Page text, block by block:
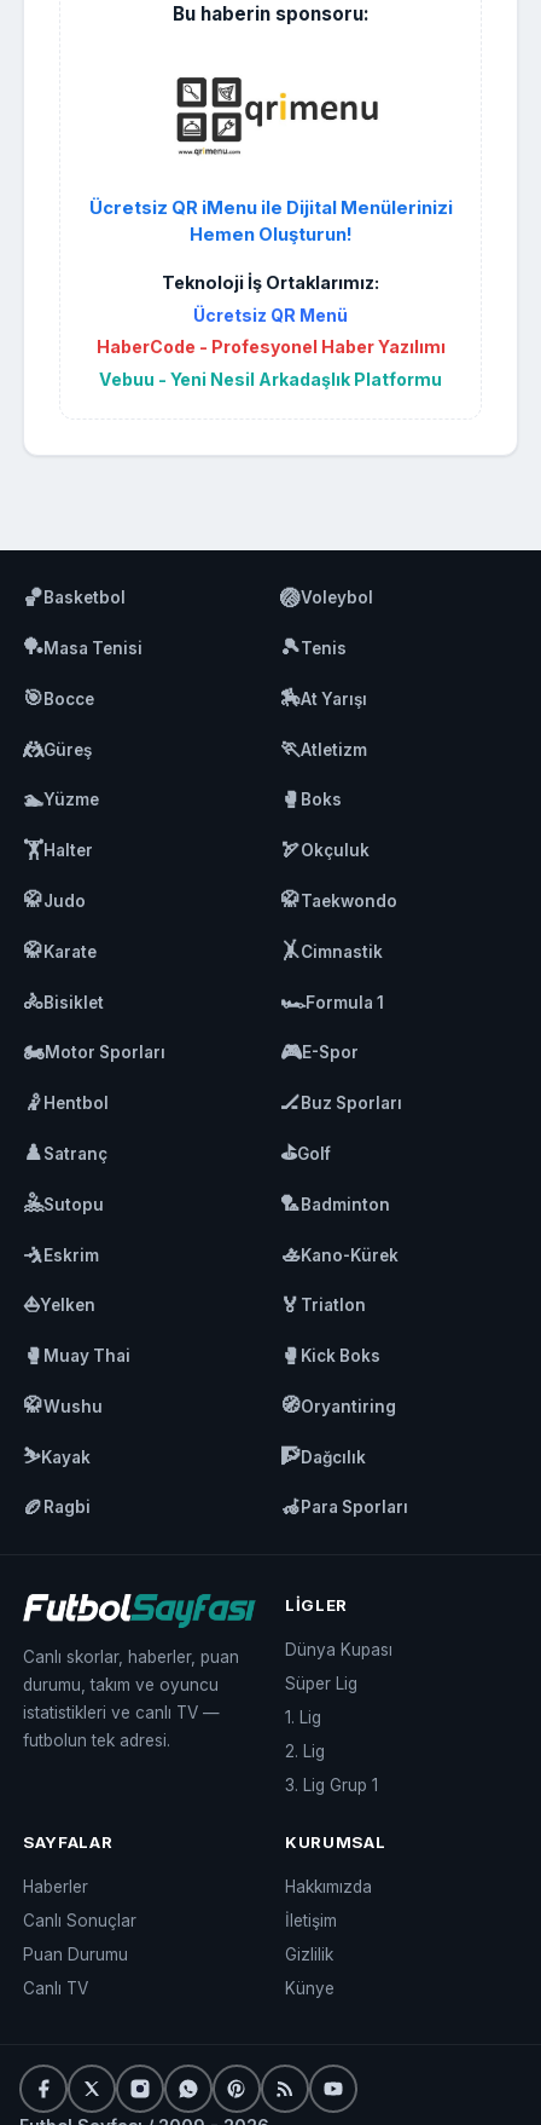
Bu haberin sponsoru:
Ücretsiz QR iMenu ile Dijital Menülerinizi
Hemen Oluşturun!
Teknoloji İş Ortaklarımız:
Ücretsiz QR Menü
HaberCode - Profesyonel Haber Yazılımı
Vebuu - Yeni Nesil Arkadaşlık Platformu
🏀Basketbol 🏐Voleybol
🏓Masa Tenisi 🎾Tenis
🎯Bocce 🏇At Yarışı
🤼Güreş 🏃Atletizm
🏊Yüzme 🥊 Boks
🏋️Halter 🏹Okçuluk
🥋Judo 🥋Taekwondo
🥋Karate 🤸Cimnastik
🚴Bisiklet 🏎️Formula 1
🏍️Motor Sporları 🎮E-Spor
🤾 Hentbol 🏒Buz Sporları
♟️Satranç ⛳Golf
🤽Sutopu 🏸Badminton
🤺Eskrim 🚣Kano-Kürek
⛵Yelken 🏅 Triatlon
🥊 Muay Thai 🥊 Kick Boks
🥋Wushu 🧭Oryantiring
⛷️Kayak 🧗Dağcılık
🏉 Ragbi 🦽Para Sporları
Canlı skorlar, haberler, puan
durumu, takım ve oyuncu
istatistikleri ve canlı TV —
futbolun tek adresi.
LIGLER
Dünya Kupası
Süper Lig
1. Lig
2. Lig
3. Lig Grup 1
SAYFALAR
Haberler
Canlı Sonuçlar
Puan Durumu
Canlı TV
KURUMSAL
Hakkımızda
İletişim
Gizlilik
Künye